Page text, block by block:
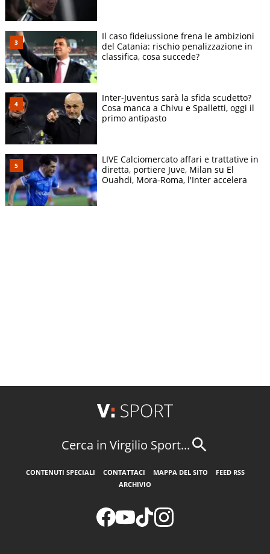
Il caso fideiussione frena le ambizioni
del Catania: rischio penalizzazione in
classifica, cosa succede?
Inter-Juventus sarà la sfida scudetto?
Cosa manca a Chivu e Spalletti, oggi il
primo antipasto
LIVE Calciomercato affari e trattative in
diretta, portiere Juve, Milan su El
Ouahdi, Mora-Roma, l'Inter accelera
Cerca in Virgilio Sport...
CONTENUTI SPECIALI CONTATTACI MAPPA DEL SITO
FEED RSS
ARCHIVIO